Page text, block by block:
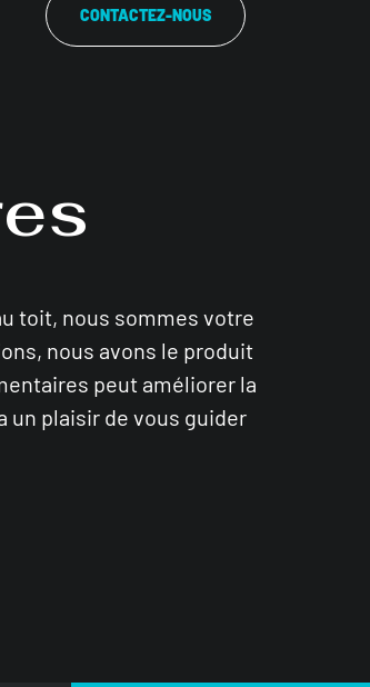
CONTACTEZ-NOUS
toit, nous sommes votre
nous avons le produit
peut améliorer la
un plaisir de vous guider